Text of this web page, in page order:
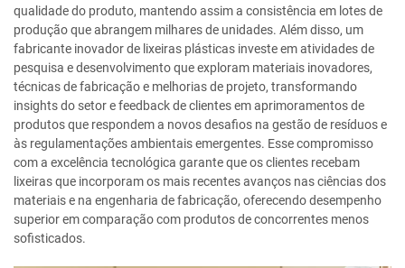
qualidade do produto, mantendo assim a consistência em lotes de
produção que abrangem milhares de unidades. Além disso, um
fabricante inovador de lixeiras plásticas investe em atividades de
pesquisa e desenvolvimento que exploram materiais inovadores,
técnicas de fabricação e melhorias de projeto, transformando
insights do setor e feedback de clientes em aprimoramentos de
produtos que respondem a novos desafios na gestão de resíduos e
às regulamentações ambientais emergentes. Esse compromisso
com a excelência tecnológica garante que os clientes recebam
lixeiras que incorporam os mais recentes avanços nas ciências dos
materiais e na engenharia de fabricação, oferecendo desempenho
superior em comparação com produtos de concorrentes menos
sofisticados.